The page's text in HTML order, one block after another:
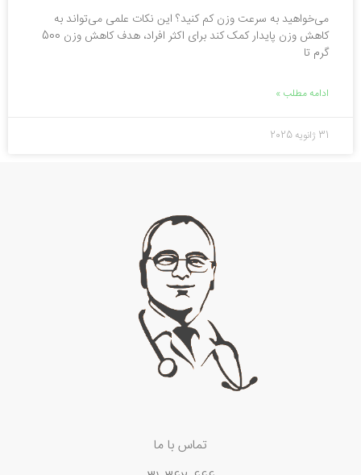
می‌خواهید به سرعت وزن کم کنید؟ این نکات علمی می‌تواند به
کاهش وزن پایدار کمک کند برای اکثر افراد، هدف کاهش وزن 500
گرم تا
ادامه مطلب »
31 ژانویه 2025
تماس با ما